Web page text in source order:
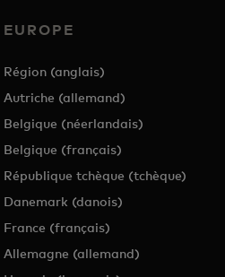
EUROPE
Région (anglais)
Autriche (allemand)
Belgique (néerlandais)
Belgique (français)
République tchèque (tchèque)
Danemark (danois)
France (français)
Allemagne (allemand)